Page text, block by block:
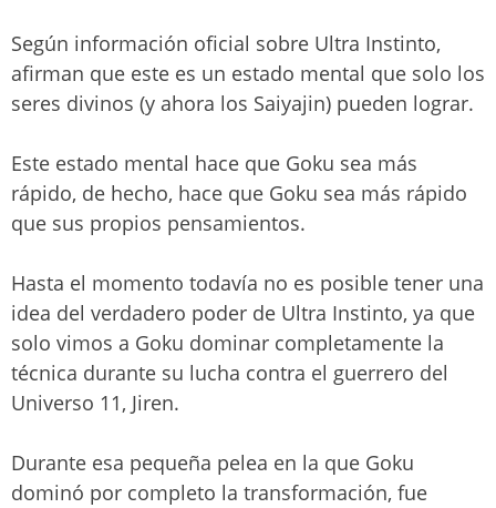
Según información oficial sobre Ultra Instinto,
afirman que este es un estado mental que solo los
seres divinos (y ahora los Saiyajin) pueden lograr.
Este estado mental hace que Goku sea más
rápido, de hecho, hace que Goku sea más rápido
que sus propios pensamientos.
Hasta el momento todavía no es posible tener una
idea del verdadero poder de Ultra Instinto, ya que
solo vimos a Goku dominar completamente la
técnica durante su lucha contra el guerrero del
Universo 11, Jiren.
Durante esa pequeña pelea en la que Goku
dominó por completo la transformación, fue